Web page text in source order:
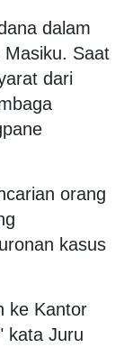
dalam
Masiku. Saat
dari
orang
kasus
ke Kantor
kata Juru